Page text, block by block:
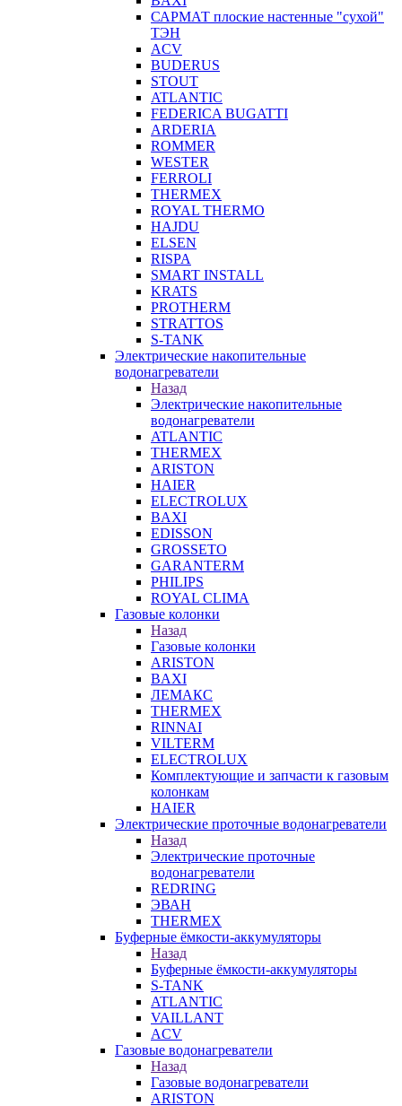
САРМАТ плоские настенные "сухой"
ТЭН
ACV
BUDERUS
STOUT
ATLANTIC
FEDERICA BUGATTI
ARDERIA
ROMMER
WESTER
FERROLI
THERMEX
ROYAL THERMO
HAJDU
ELSEN
RISPA
SMART INSTALL
KRATS
PROTHERM
STRATTOS
S-TANK
Электрические накопительные
водонагреватели
Назад
Электрические накопительные
водонагреватели
ATLANTIC
THERMEX
ARISTON
HAIER
ELECTROLUX
BAXI
EDISSON
GROSSETO
GARANTERM
PHILIPS
ROYAL CLIMA
Газовые колонки
Назад
Газовые колонки
ARISTON
BAXI
ЛЕМАКС
THERMEX
RINNAI
VILTERM
ELECTROLUX
Комплектующие и запчасти к газовым
колонкам
HAIER
Электрические проточные водонагреватели
Назад
Электрические проточные
водонагреватели
REDRING
ЭВАН
THERMEX
Буферные ёмкости-аккумуляторы
Назад
Буферные ёмкости-аккумуляторы
S-TANK
ATLANTIC
VAILLANT
ACV
Газовые водонагреватели
Назад
Газовые водонагреватели
ARISTON